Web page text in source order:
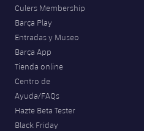
Culers Membership
Barça Play
Entradas y Museo
Barça App
Tienda online
Centro de
Ayuda/FAQs
Hazte Beta Tester
Black Friday